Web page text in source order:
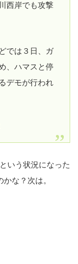
西岸でも攻撃
では３日、ガ
、ハマスと停
デモが行われ
いう状況になった
な？次は。